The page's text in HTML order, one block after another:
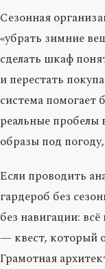
Сезонная
«убрать зимние
сделать шкаф
и перестать
система помогает
реальные пробелы
образы под
Если проводить
гардероб без
без навигации:
— квест, который
Грамотная